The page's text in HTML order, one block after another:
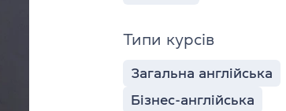
Типи курсів
Загальна англійська
Бізнес-англійська